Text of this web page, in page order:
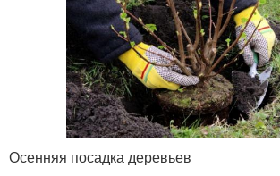
Осенняя посадка деревьев